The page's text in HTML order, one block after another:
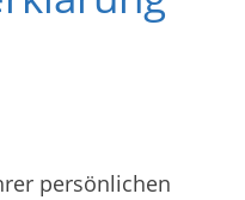
persönlichen